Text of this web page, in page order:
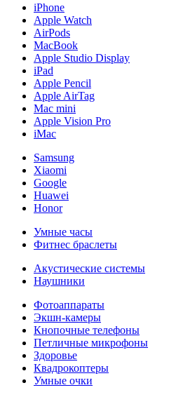
iPhone
Apple Watch
AirPods
MacBook
Apple Studio Display
iPad
Apple Pencil
Apple AirTag
Mac mini
Apple Vision Pro
iMac
Samsung
Xiaomi
Google
Huawei
Honor
Умные часы
Фитнес браслеты
Акустические системы
Наушники
Фотоаппараты
Экшн-камеры
Кнопочные телефоны
Петличные микрофоны
Здоровье
Квадрокоптеры
Умные очки